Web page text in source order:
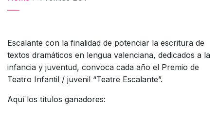
Escalante con la finalidad de potenciar la escritura de
textos dramáticos en lengua valenciana, dedicados a la
infancia y juventud, convoca cada año el Premio de
Teatro Infantil / juvenil “Teatre Escalante”.
Aquí los títulos ganadores: